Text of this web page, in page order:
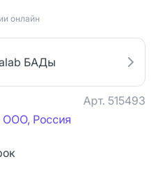
онлайн
БАДы
Арт. 515493
ООО, Россия